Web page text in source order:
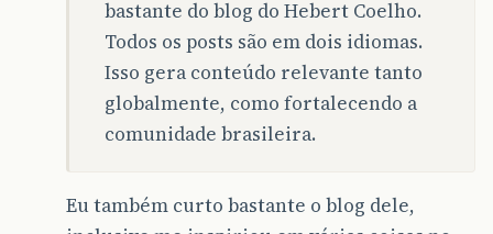
bastante do blog do Hebert Coelho.
Todos os posts são em dois idiomas.
Isso gera conteúdo relevante tanto
globalmente, como fortalecendo a
comunidade brasileira.
Eu também curto bastante o blog dele,